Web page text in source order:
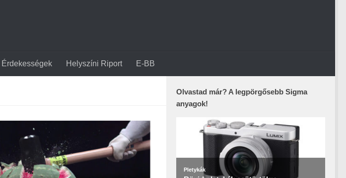
Érdekességek Helyszíni Riport E-BB
Olvastad már? A legpörgősebb Sigma
anyagok!